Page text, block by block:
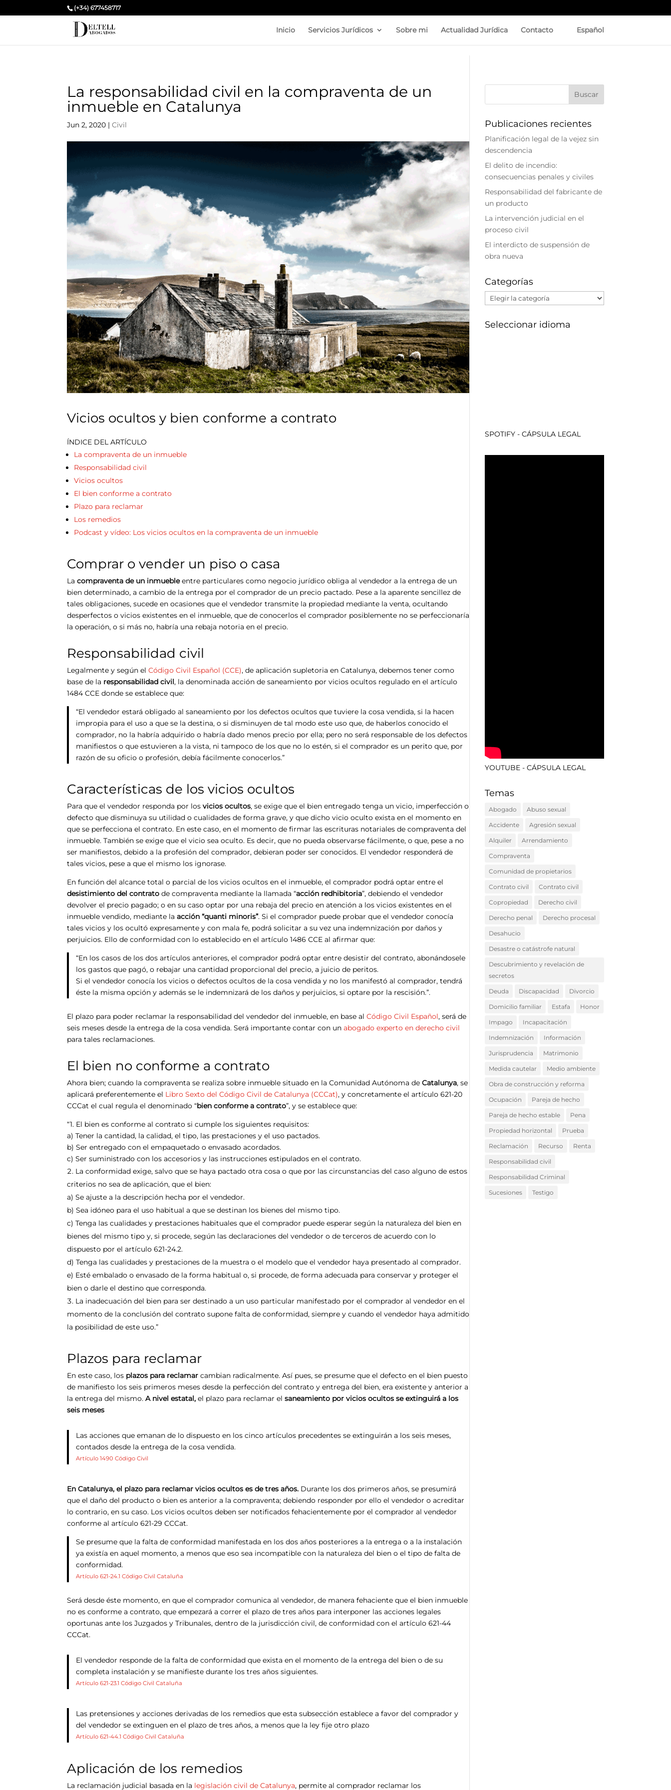
(+34) 677458717
Inicio Servicios Jurídicos Sobre mi Actualidad Jurídica Contacto Español
La responsabilidad civil en la compraventa de un
inmueble en Catalunya
Jun 2, 2020 |Civil
Vicios ocultos y bien conforme a contrato
ÍNDICE DEL ARTÍCULO
La compraventa de un inmueble
Responsabilidad civil
Vicios ocultos
El bien conforme a contrato
Plazo para reclamar
Los remedios
Podcast y vídeo: Los vicios ocultos en la compraventa de un inmueble
Comprar o vender un piso o casa
Lacompraventa de un inmuebleentre particulares como negocio jurídico obliga al vendedor a la entrega de un
bien determinado, a cambio de la entrega por el comprador de un precio pactado. Pese a la aparente sencillez de
tales obligaciones, sucede en ocasiones que el vendedor transmite la propiedad mediante la venta, ocultando
desperfectos o vicios existentes en el inmueble, que de conocerlos el comprador posiblemente no se perfeccionaría
la operación, o si más no, habría una rebaja notoria en el precio.
Responsabilidad civil
Legalmente y según elCódigo Civil Español (CCE), de aplicación supletoria en Catalunya, debemos tener como
base de la responsabilidad civil, la denominada acción de saneamiento por vicios ocultos regulado en el artículo
1484 CCE donde se establece que:
“El vendedor estará obligado al saneamiento por los defectos ocultos que tuviere la cosa vendida, si la hacen
impropia para el uso a que se la destina, o si disminuyen de tal modo este uso que, de haberlos conocido el
comprador, no la habría adquirido o habría dado menos precio por ella; pero no será responsable de los defectos
manifiestos o que estuvieren a la vista, ni tampoco de los que no lo estén, si el comprador es un perito que, por
razón de su oficio o profesión, debía fácilmente conocerlos.”
Características de los vicios ocultos
Para que el vendedor responda por losvicios ocultos, se exige que el bien entregado tenga un vicio, imperfección o
defecto que disminuya su utilidad o cualidades de forma grave, y que dicho vicio oculto exista en el momento en
que se perfecciona el contrato. En este caso, en el momento de firmar las escrituras notariales de compraventa del
inmueble. También se exige que el vicio sea oculto. Es decir, que no pueda observarse fácilmente, o que, pese a no
ser manifiestos, debido a la profesión del comprador, debieran poder ser conocidos. El vendedor responderá de
tales vicios, pese a que el mismo los ignorase.
En función del alcance total o parcial de los vicios ocultos en el inmueble, el comprador podrá optar entre el
desistimiento del contratode compraventa mediante la llamada “acción redhibitoria”, debiendo el vendedor
devolver el precio pagado; o en su caso optar por una rebaja del precio en atención a los vicios existentes en el
inmueble vendido, mediante laacción “quanti minoris”. Si el comprador puede probar que el vendedor conocía
tales vicios y los ocultó expresamente y con mala fe, podrá solicitar a su vez una indemnización por daños y
perjuicios. Ello de conformidad con lo establecido en el artículo 1486 CCE al afirmar que:
“En los casos de los dos artículos anteriores, el comprador podrá optar entre desistir del contrato, abonándosele
los gastos que pagó, o rebajar una cantidad proporcional del precio, a juicio de peritos.
Si el vendedor conocía los vicios o defectos ocultos de la cosa vendida y no los manifestó al comprador, tendrá
éste la misma opción y además se le indemnizará de los daños y perjuicios, si optare por la rescisión.”.
El plazo para poder reclamar la responsabilidad del vendedor del inmueble, en base alCódigo Civil Español, será de
seis meses desde la entrega de la cosa vendida. Será importante contar con unabogado experto en derecho civil
para tales reclamaciones.
El bien no conforme a contrato
Ahora bien; cuando la compraventa se realiza sobre inmueble situado en la Comunidad Autónoma deCatalunya, se
aplicará preferentemente el Libro Sexto del Código Civil de Catalunya (CCCat), y concretamente el artículo 621-20
CCCat el cual regula el denominado “bien conforme a contrato”, y se establece que:
“1. El bien es conforme al contrato si cumple los siguientes requisitos:
a) Tener la cantidad, la calidad, el tipo, las prestaciones y el uso pactados.
b) Ser entregado con el empaquetado o envasado acordados.
c) Ser suministrado con los accesorios y las instrucciones estipulados en el contrato.
La conformidad exige, salvo que se haya pactado otra cosa o que por las circunstancias del caso alguno de estos
criterios no sea de aplicación, que el bien:
a) Se ajuste a la descripción hecha por el vendedor.
b) Sea idóneo para el uso habitual a que se destinan los bienes del mismo tipo.
c) Tenga las cualidades y prestaciones habituales que el comprador puede esperar según la naturaleza del bien en
bienes del mismo tipo y, si procede, según las declaraciones del vendedor o de terceros de acuerdo con lo
dispuesto por el artículo 621-24.2.
d) Tenga las cualidades y prestaciones de la muestra o el modelo que el vendedor haya presentado al comprador.
e) Esté embalado o envasado de la forma habitual o, si procede, de forma adecuada para conservar y proteger el
bien o darle el destino que corresponda.
La inadecuación del bien para ser destinado a un uso particular manifestado por el comprador al vendedor en el
momento de la conclusión del contrato supone falta de conformidad, siempre y cuando el vendedor haya admitido
la posibilidad de este uso.”
Plazos para reclamar
En este caso, los plazos para reclamar cambian radicalmente. Así pues, se presume que el defecto en el bien puesto
de manifiesto los seis primeros meses desde la perfección del contrato y entrega del bien, era existente y anterior a
la entrega del mismo.A nivel estatal, el plazo para reclamar elsaneamiento por vicios ocultos se extinguirá a los
seis meses
Las acciones que emanan de lo dispuesto en los cinco artículos precedentes se extinguirán a los seis meses,
contados desde la entrega de la cosa vendida.
Artículo 1490 Código Civil
En Catalunya, el plazo para reclamar vicios ocultos es de tres años. Durante los dos primeros años, se presumirá
que el daño del producto o bien es anterior a la compraventa; debiendo responder por ello el vendedor o acreditar
lo contrario, en su caso. Los vicios ocultos deben ser notificados fehacientemente por el comprador al vendedor
conforme al artículo 621-29 CCCat.
Se presume que la falta de conformidad manifestada en los dos años posteriores a la entrega o a la instalación
ya existía en aquel momento, a menos que eso sea incompatible con la naturaleza del bien o el tipo de falta de
conformidad.
Artículo 621-24.1 Código Civil Cataluña
Será desde éste momento, en que el comprador comunica al vendedor, de manera fehaciente que el bien inmueble
no es conforme a contrato, que empezará a correr el plazo de tres años para interponer las acciones legales
oportunas ante los Juzgados y Tribunales, dentro de la jurisdicción civil, de conformidad con el artículo 621-44
CCCat.
El vendedor responde de la falta de conformidad que exista en el momento de la entrega del bien o de su
completa instalación y se manifieste durante los tres años siguientes.
Artículo 621-23.1 Código Civil Cataluña
Las pretensiones y acciones derivadas de los remedios que esta subsección establece a favor del comprador y
del vendedor se extinguen en el plazo de tres años, a menos que la ley fije otro plazo
Artículo 621-44.1 Código Civil Cataluña
Aplicación de los remedios
La reclamación judicial basada en la legislación civil de Catalunya, permite al comprador reclamar los
Publicaciones recientes
Planificación legal de la vejez sin
descendencia
El delito de incendio:
consecuencias penales y civiles
Responsabilidad del fabricante de
un producto
La intervención judicial en el
proceso civil
El interdicto de suspensión de
obra nueva
Categorías
Categorías
Seleccionar idioma
SPOTIFY - CÁPSULA LEGAL
YOUTUBE - CÁPSULA LEGAL
Temas
Abogado Abuso sexual
Accidente Agresión sexual
Alquiler Arrendamiento
Compraventa
Comunidad de propietarios
Contrato civil Contrato civil
Copropiedad Derecho civil
Derecho penal Derecho procesal
Desahucio
Desastre o catástrofe natural
Descubrimiento y revelación de
secretos
Deuda Discapacidad Divorcio
Domicilio familiar Estafa Honor
Impago Incapacitación
Indemnización Información
Jurisprudencia Matrimonio
Medida cautelar Medio ambiente
Obra de construcción y reforma
Ocupación Pareja de hecho
Pareja de hecho estable Pena
Propiedad horizontal Prueba
Reclamación Recurso Renta
Responsabilidad civil
Responsabilidad Criminal
Sucesiones Testigo